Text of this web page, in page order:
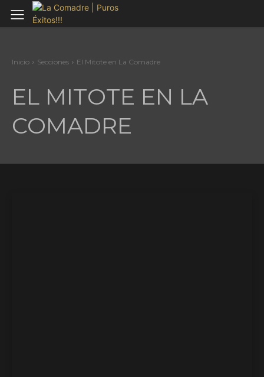
Inicio Secciones El Mitote en La Comadre
EL MITOTE EN LA
COMADRE